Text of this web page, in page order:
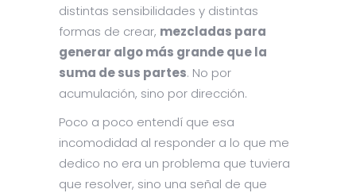
distintas sensibilidades y distintas
formas de crear, mezcladas para
generar algo más grande que la
suma de sus partes. No por
acumulación, sino por dirección.
Poco a poco entendí que esa
incomodidad al responder a lo que me
dedico no era un problema que tuviera
que resolver, sino una señal de que